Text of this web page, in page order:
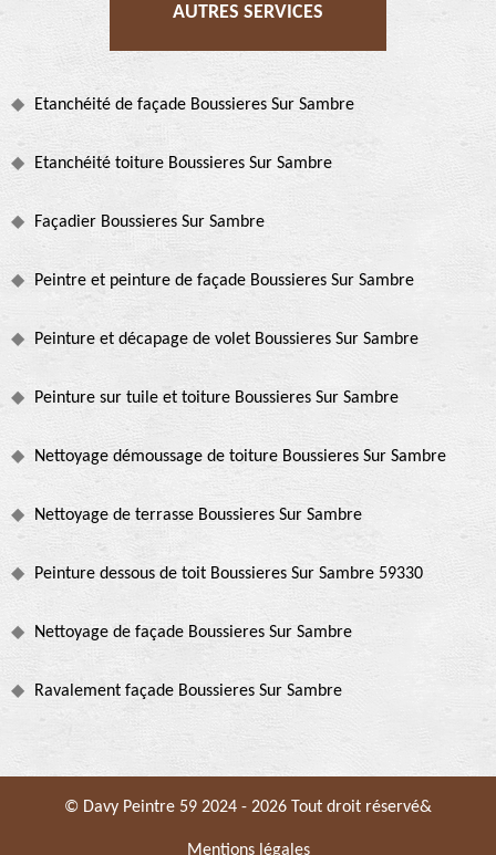
AUTRES SERVICES
Etanchéité de façade Boussieres Sur Sambre
Etanchéité toiture Boussieres Sur Sambre
Façadier Boussieres Sur Sambre
Peintre et peinture de façade Boussieres Sur Sambre
Peinture et décapage de volet Boussieres Sur Sambre
Peinture sur tuile et toiture Boussieres Sur Sambre
Nettoyage démoussage de toiture Boussieres Sur Sambre
Nettoyage de terrasse Boussieres Sur Sambre
Peinture dessous de toit Boussieres Sur Sambre 59330
Nettoyage de façade Boussieres Sur Sambre
Ravalement façade Boussieres Sur Sambre
© Davy Peintre 59 2024 - 2026 Tout droit réservé&
Mentions légales